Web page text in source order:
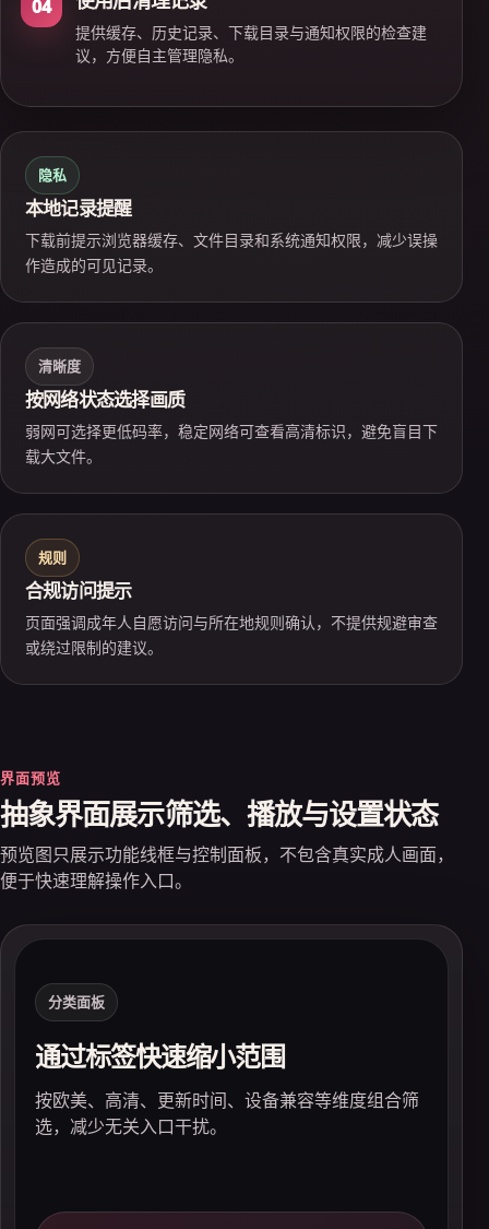
04
提供缓存、历史记录、下载目录与通知权限的检查建
议，方便自主管理隐私。
隐私
本地记录提醒
下载前提示浏览器缓存、文件目录和系统通知权限，减少误操
作造成的可见记录。
清晰度
按网络状态选择画质
弱网可选择更低码率，稳定网络可查看高清标识，避免盲目下
载大文件。
规则
合规访问提示
页面强调成年人自愿访问与所在地规则确认，不提供规避审查
或绕过限制的建议。
界面预览
抽象界面展示筛选、播放与设置状态
预览图只展示功能线框与控制面板，不包含真实成人画面，
便于快速理解操作入口。
分类面板
通过标签快速缩小范围
按欧美、高清、更新时间、设备兼容等维度组合筛
选，减少无关入口干扰。